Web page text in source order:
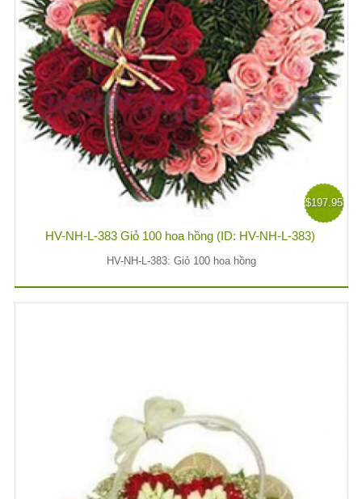
$197.95
HV-NH-L-383 Giỏ 100 hoa hồng (ID: HV-NH-L-383)
HV-NH-L-383: Giỏ 100 hoa hồng